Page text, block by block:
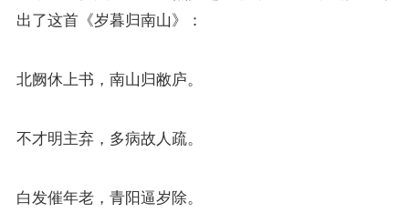
出了这首《岁暮归南山》：
北阙休上书，南山归敝庐。
不才明主弃，多病故人疏。
白发催年老，青阳逼岁除。